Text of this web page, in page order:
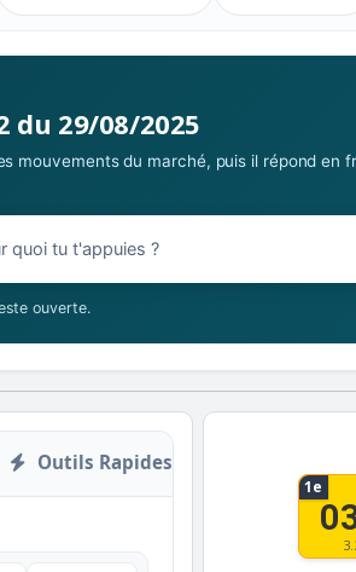
du 29/08/2025
mouvements du marché, puis il répond en
ouverte.
Outils Rapides
1e